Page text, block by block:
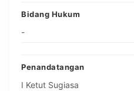
Bidang Hukum
-
Penandatangan
I Ketut Sugiasa